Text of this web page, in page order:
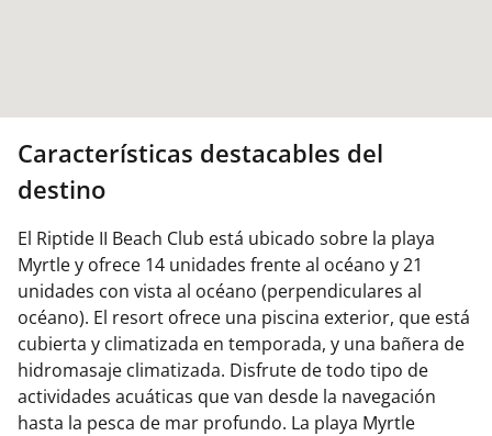
Características destacables del
destino
El Riptide II Beach Club está ubicado sobre la playa
Myrtle y ofrece 14 unidades frente al océano y 21
unidades con vista al océano (perpendiculares al
océano). El resort ofrece una piscina exterior, que está
cubierta y climatizada en temporada, y una bañera de
hidromasaje climatizada. Disfrute de todo tipo de
actividades acuáticas que van desde la navegación
hasta la pesca de mar profundo. La playa Myrtle